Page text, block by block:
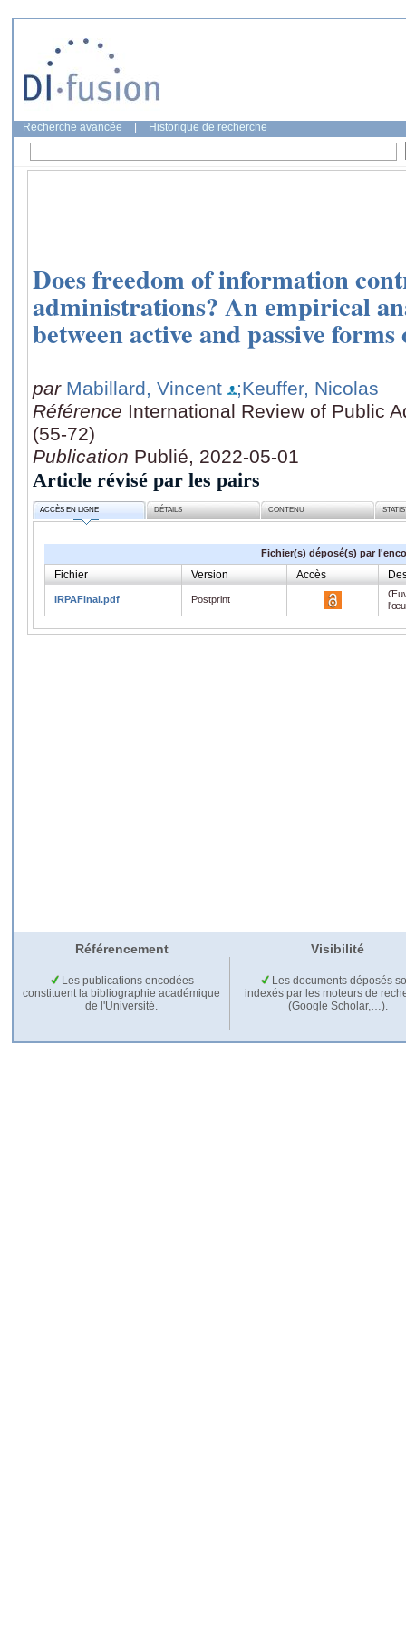
Recherche avancée Historique de recherche
Does freedom of information
administrations? An empirical
between active and passive
par Mabillard, Vincent
;Keuffer, Nicolas
Référence International Review of Public
(55-72)
Publication Publié, 2022-05-01
Article révisé par les pairs
ACCÈS EN LIGNE DÉTAILS CONTENU
Fichier(s) déposé(s) par
Fichier Version Accès
IRPAFinal.pdf Postprint
Référencement Visibilité
Les publications encodées
constituent la bibliographie académique
de l'Université.
Les documents déposés
indexés par les moteurs de
(Google Scholar,…).